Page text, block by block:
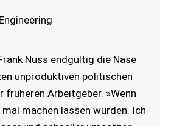
Nuss endgültig die Nase
unproduktiven politischen
früheren Arbeitgeber. »Wenn
machen lassen würden. Ich